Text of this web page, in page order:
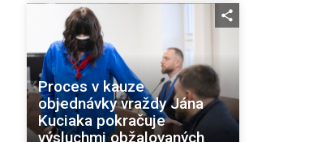
Proces v kauze
objednávky vraždy Jána
Kuciaka pokračuje
výsluchmi obžalovaných